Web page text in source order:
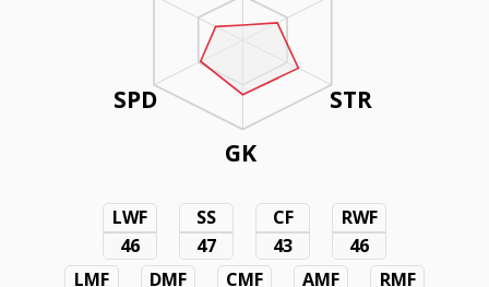
STR
GK
SPD
LWF
46
SS
47
CF
43
RWF
46
LMF
DMF
CMF
AMF
RMF